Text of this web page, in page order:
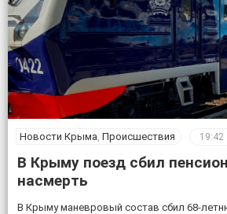
Новости Крыма, Происшествия 19:42
В Крыму поезд сбил
насмерть
В Крыму маневровый состав сбил 68-